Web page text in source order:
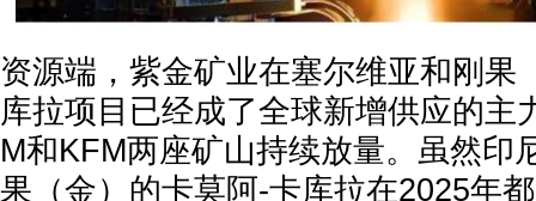
资源端，紫金矿业在塞尔维亚和刚果
库拉项目已经成了全球新增供应的主
M和KFM两座矿山持续放量。虽然印
果（金）的卡莫阿-卡库拉在2025年